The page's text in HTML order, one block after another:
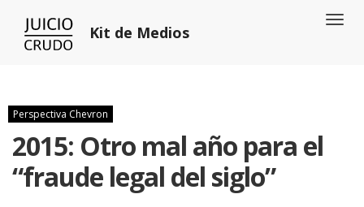
Kit de Medios
Perspectiva Chevron
2015: Otro mal año para el
“fraude legal del siglo”